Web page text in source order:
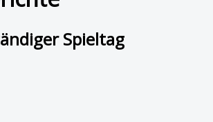
Spieltag